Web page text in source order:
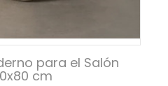
para el Salón
cm